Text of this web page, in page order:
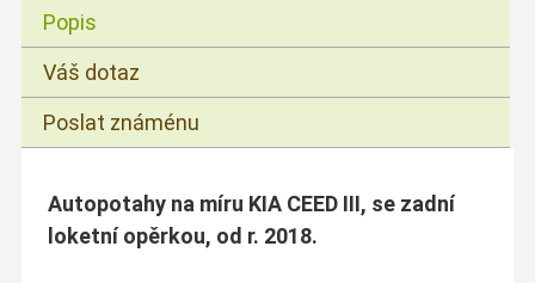
Popis
Váš dotaz
Poslat známénu
Autopotahy na míru KIA CEED III, se zadní
loketní opěrkou, od r. 2018.